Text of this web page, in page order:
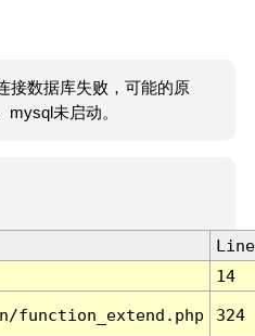
接数据库失败，可能的原
mysql未启动。
Line
14
function_extend.php 324